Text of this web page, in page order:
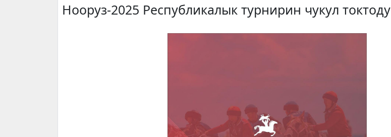
Нооруз-2025 Республикалык турнирин чукул токтоду